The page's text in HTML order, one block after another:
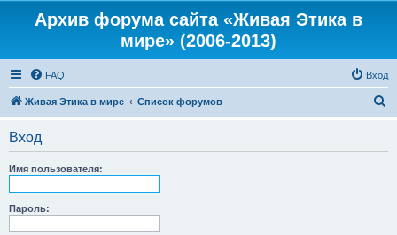
Архив форума сайта «Живая Этика в
мире» (2006-2013)
FAQ Вход
Живая Этика в мире Список форумов
Вход
Имя пользователя:
Пароль: